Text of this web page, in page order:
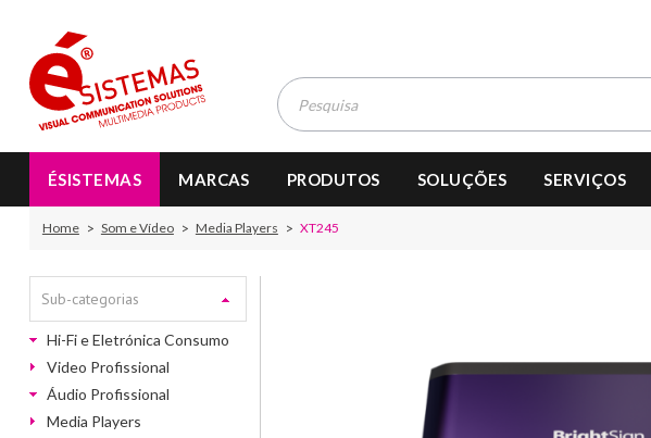
ÉSISTEMAS MARCAS PRODUTOS SOLUÇÕES SERVIÇOS
Home Som e Vídeo Media Players XT245
Sub-categorias
Hi-Fi e Eletrónica Consumo
Video Profissional
Áudio Profissional
Media Players